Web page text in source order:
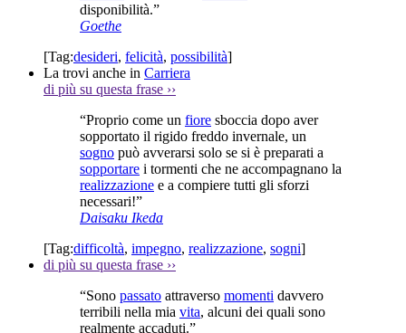
disponibilità.”
Goethe
[Tag:desideri, felicità, possibilità]
La trovi anche in Carriera
di più su questa frase ››
“Proprio come un fiore sboccia dopo aver
sopportato il rigido freddo invernale, un
sogno può avverarsi solo se si è preparati a
sopportare i tormenti che ne accompagnano la
realizzazione e a compiere tutti gli sforzi
necessari!”
Daisaku Ikeda
[Tag:difficoltà, impegno, realizzazione, sogni]
di più su questa frase ››
“Sono passato attraverso momenti davvero
terribili nella mia vita, alcuni dei quali sono
realmente accaduti.”